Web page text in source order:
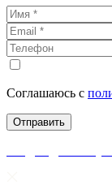
Соглашаюсь с